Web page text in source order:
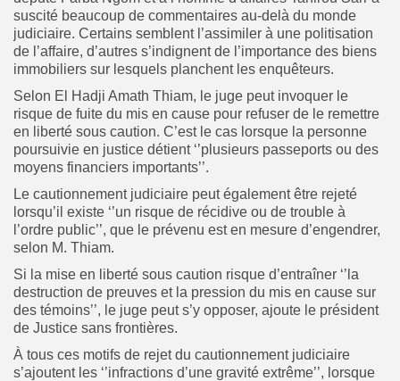
suscité beaucoup de commentaires au-delà du monde
judiciaire. Certains semblent l’assimiler à une politisation
de l’affaire, d’autres s’indignent de l’importance des biens
immobiliers sur lesquels planchent les enquêteurs.
Selon El Hadji Amath Thiam, le juge peut invoquer le
risque de fuite du mis en cause pour refuser de le remettre
en liberté sous caution. C’est le cas lorsque la personne
poursuivie en justice détient ‘’plusieurs passeports ou des
moyens financiers importants’’.
Le cautionnement judiciaire peut également être rejeté
lorsqu’il existe ‘’un risque de récidive ou de trouble à
l’ordre public’’, que le prévenu est en mesure d’engendrer,
selon M. Thiam.
Si la mise en liberté sous caution risque d’entraîner ‘’la
destruction de preuves et la pression du mis en cause sur
des témoins’’, le juge peut s’y opposer, ajoute le président
de Justice sans frontières.
À tous ces motifs de rejet du cautionnement judiciaire
s’ajoutent les ‘’infractions d’une gravité extrême’’, lorsque